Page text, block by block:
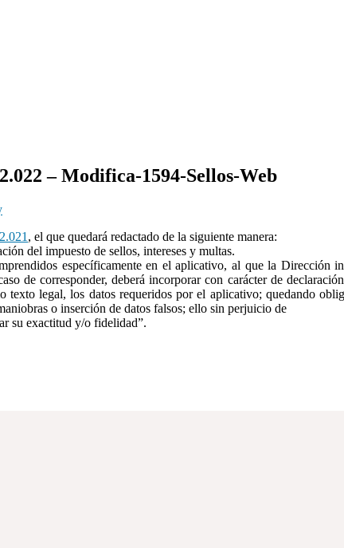
– Modifica-1594-Sellos-Web
, el que quedará redactado de la siguiente manera:
del impuesto de sellos, intereses y multas.
específicamente en el aplicativo, al que la Dirección
de corresponder, deberá incorporar con carácter de
legal, los datos requeridos por el aplicativo; quedando
o inserción de datos falsos; ello sin perjuicio de
su exactitud y/o fidelidad”.